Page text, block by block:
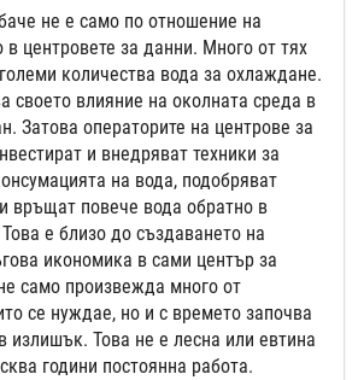
не е само по отношение на
в центровете за данни. Много от тях
количества вода за охлаждане.
своето влияние на околната среда в
Затова операторите на центрове за
и внедряват техники за
на вода, подобряват
връщат повече вода обратно в
е близо до създаването на
икономика в сами център за
само произвежда много от
се нуждае, но и с времето започва
излишък. Това не е лесна или евтина
години постоянна работа.